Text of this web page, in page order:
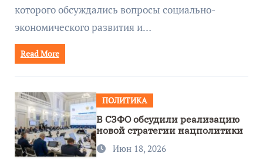
которого обсуждались вопросы социально-
экономического развития и…
Read More
ПОЛИТИКА
В СЗФО обсудили реализацию
новой стратегии нацполитики
Июн 18, 2026